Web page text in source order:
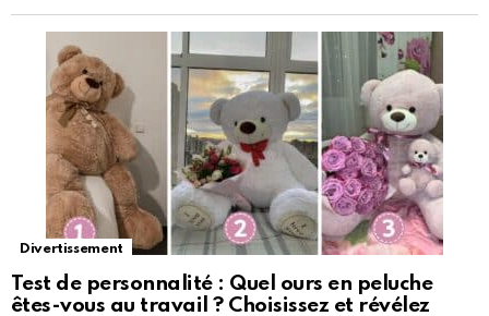
Divertissement
Test de personnalité : Quel ours en peluche
êtes-vous au travail ? Choisissez et révélez